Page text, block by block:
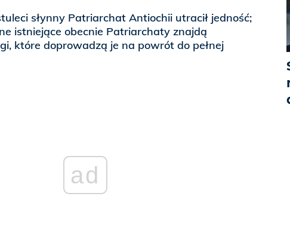
słynny Patriarchat Antiochii utracił jedność;
istniejące obecnie Patriarchaty znajdą
które doprowadzą je na powrót do pełnej
ad